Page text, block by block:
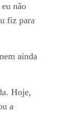
não
fiz para
ainda
Hoje,
a